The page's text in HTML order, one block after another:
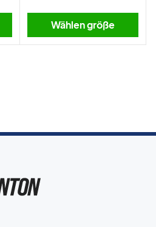
Wählen größe